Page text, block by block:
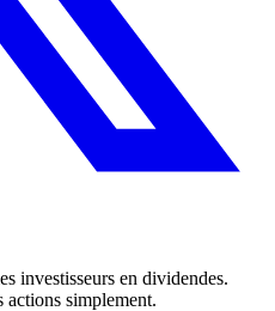
investisseurs en dividendes.
actions simplement.